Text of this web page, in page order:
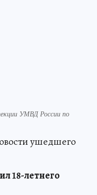
УМВД России по
ушедшего
18-летнего